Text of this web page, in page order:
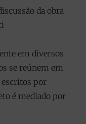
da obra
em diversos
se reúnem em
por
é mediado por